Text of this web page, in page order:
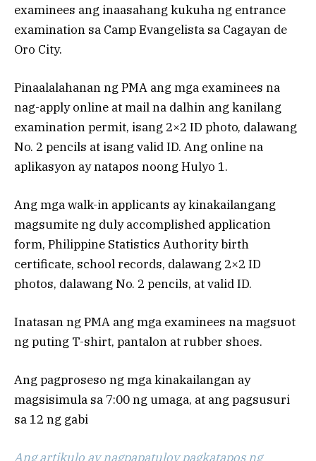
examinees ang inaasahang kukuha ng entrance
examination sa Camp Evangelista sa Cagayan de
Oro City.
Pinaalalahanan ng PMA ang mga examinees na
nag-apply online at mail na dalhin ang kanilang
examination permit, isang 2×2 ID photo, dalawang
No. 2 pencils at isang valid ID. Ang online na
aplikasyon ay natapos noong Hulyo 1.
Ang mga walk-in applicants ay kinakailangang
magsumite ng duly accomplished application
form, Philippine Statistics Authority birth
certificate, school records, dalawang 2×2 ID
photos, dalawang No. 2 pencils, at valid ID.
Inatasan ng PMA ang mga examinees na magsuot
ng puting T-shirt, pantalon at rubber shoes.
Ang pagproseso ng mga kinakailangan ay
magsisimula sa 7:00 ng umaga, at ang pagsusuri
sa 12 ng gabi
Ang artikulo ay nagpapatuloy pagkatapos ng